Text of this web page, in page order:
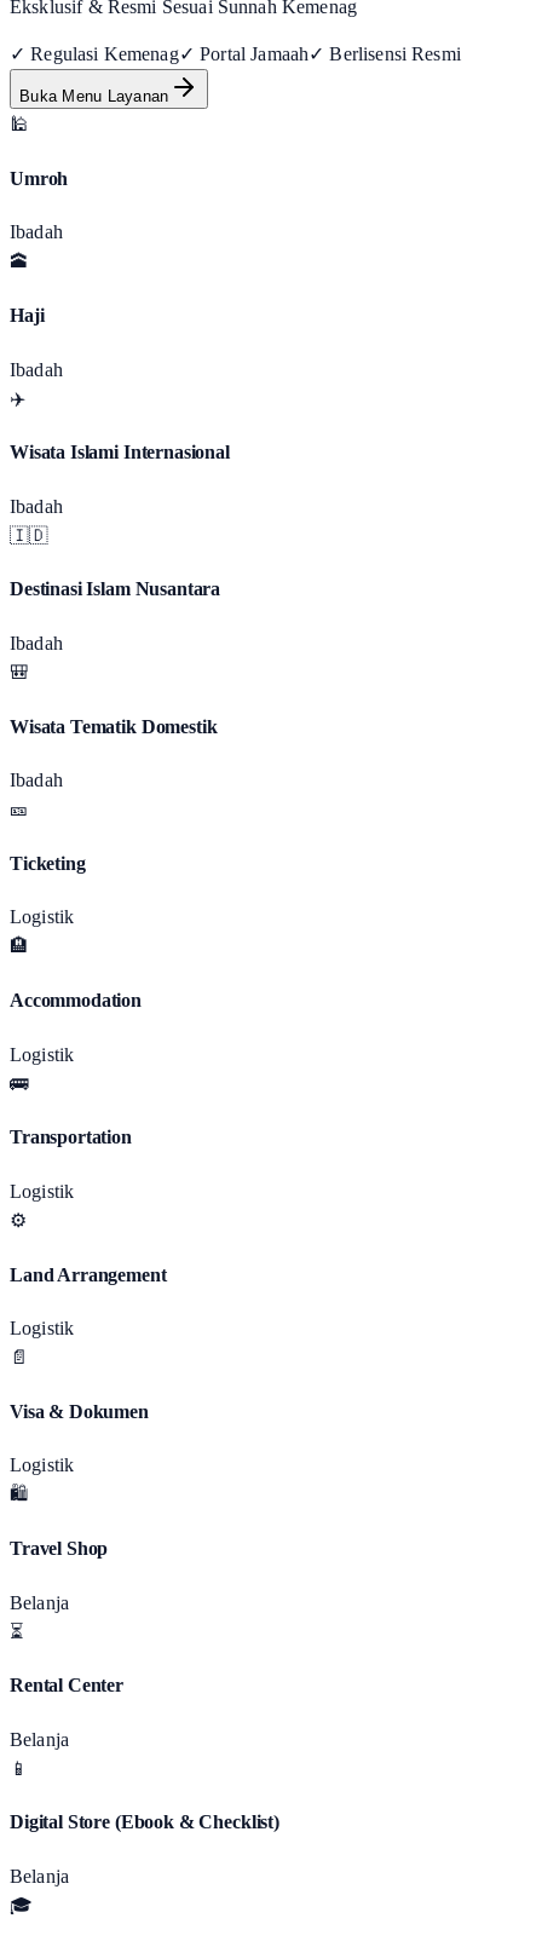
Eksklusif & Resmi Sesuai Sunnah Kemenag
✓ Regulasi Kemenag✓ Portal Jamaah✓ Berlisensi Resmi
Buka Menu Layanan
🕌
Umroh
Ibadah
🕋
Haji
Ibadah
✈️
Wisata Islami Internasional
Ibadah
🇮🇩
Destinasi Islam Nusantara
Ibadah
🎒
Wisata Tematik Domestik
Ibadah
🎫
Ticketing
Logistik
🏨
Accommodation
Logistik
🚌
Transportation
Logistik
⚙️
Land Arrangement
Logistik
📄
Visa & Dokumen
Logistik
🛍️
Travel Shop
Belanja
⏳
Rental Center
Belanja
📱
Digital Store (Ebook & Checklist)
Belanja
🎓